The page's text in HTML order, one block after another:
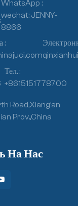
WhatsApp :
wechat: JENNY-
8866
:
Тел. :
+8615151778700
Road,Xiang’an
Prov.,China
На Нас